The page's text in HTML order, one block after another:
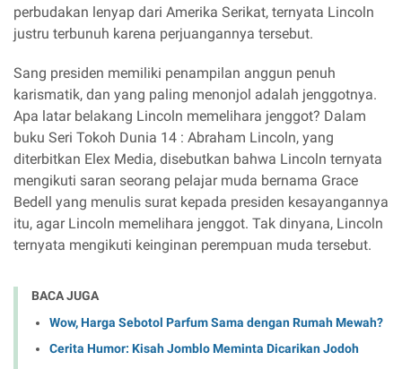
perbudakan lenyap dari Amerika Serikat, ternyata Lincoln
justru terbunuh karena perjuangannya tersebut.
Sang presiden memiliki penampilan anggun penuh
karismatik, dan yang paling menonjol adalah jenggotnya.
Apa latar belakang Lincoln memelihara jenggot? Dalam
buku Seri Tokoh Dunia 14 : Abraham Lincoln, yang
diterbitkan Elex Media, disebutkan bahwa Lincoln ternyata
mengikuti saran seorang pelajar muda bernama Grace
Bedell yang menulis surat kepada presiden kesayangannya
itu, agar Lincoln memelihara jenggot. Tak dinyana, Lincoln
ternyata mengikuti keinginan perempuan muda tersebut.
BACA JUGA
Wow, Harga Sebotol Parfum Sama dengan Rumah Mewah?
Cerita Humor: Kisah Jomblo Meminta Dicarikan Jodoh